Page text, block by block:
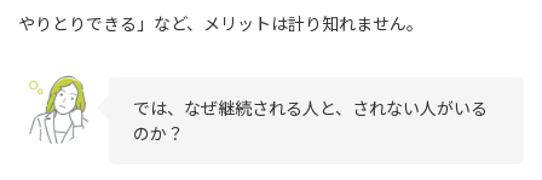
やりとりできる」など、メリットは計り知れません。
では、なぜ継続される人と、されない人がいる
のか？